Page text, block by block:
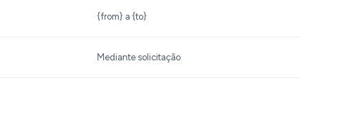
{from} a {to}
Mediante solicitação